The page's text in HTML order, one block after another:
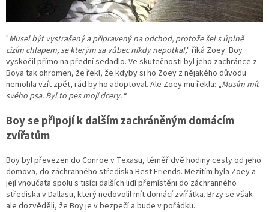
"Musel být vystrašený a připravený na odchod, protože šel s úplně
cizím chlapem, se kterým sa vůbec nikdy nepotkal," říká Zoey. Boy
vyskočil přímo na přední sedadlo. Ve skutečnosti byl jeho zachránce z
Boya tak ohromen, že řekl, že kdyby si ho Zoey z nějakého důvodu
nemohla vzít zpět, rád by ho adoptoval. Ale Zoey mu řekla: „Musím mít
svého psa. Byl to pes mojí dcery. “
Boy se připojí k dalším zachráněným domácím
zvířatům
Boy byl převezen do Conroe v Texasu, téměř dvě hodiny cesty od jeho
domova, do záchranného střediska Best Friends. Mezitím byla Zoey a
její vnoučata spolu s tisíci dalších lidí přemístěni do záchranného
střediska v Dallasu, který nedovolil mít domácí zvířátka. Brzy se však
ale dozvěděli, že Boy je v bezpečí a bude v pořádku.